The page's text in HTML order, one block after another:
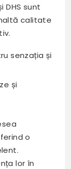
DHS sunt
calitate
senzația și
și
o
lor în